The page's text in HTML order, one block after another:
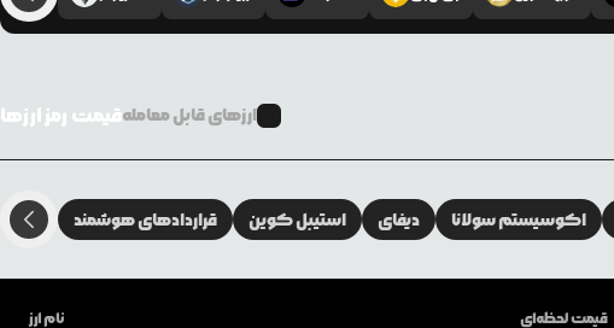
قیمت رمز ارزهاارزهای قابل معامله
قراردادهای هوشمند استیبل کوین دیفای اکوسیستم سولانا
نام ارز قیمت لحظه‌ای